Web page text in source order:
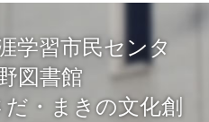
学習市民センタ
図書館
だ・まきの文化創